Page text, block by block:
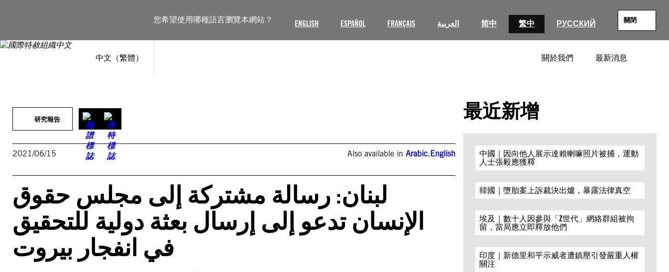
您希望使用哪種語言瀏覽本網站？ ENGLISH ESPAÑOL FRANÇAIS العربية 简中 繁中 РУССКИЙ 關閉
中文（繁體） 關於我們 最新消息
內
研究報告
2021/06/15 Also available inArabic,English
لبنان: رسالة مشتركة إلى مجلس حقوق
الإنسان تدعو إلى إرسال بعثة دولية للتحقيق
في انفجار بيروت
最近新增
中國｜因向他人展示達賴喇嘛照片被捕，運動
人士張毅應獲釋
韓國｜墮胎案上訴裁決出爐，暴露法律真空
埃及｜數十人因參與「Z世代」網絡群組被拘
留，當局應立即釋放他們
印度｜新德里和平示威者遭鎮壓引發嚴重人權
關注